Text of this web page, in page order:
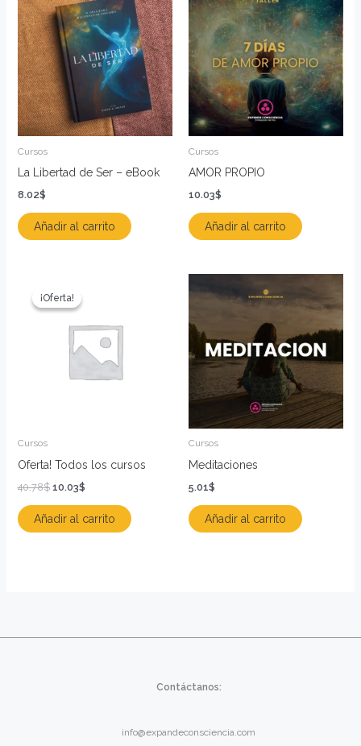
Cursos
La Libertad de Ser – eBook
8.02$
Añadir al carrito
Cursos
AMOR PROPIO
10.03$
Añadir al carrito
¡Oferta!
¡Oferta!
Cursos
Oferta! Todos los cursos
40.78$
precio
original
40.78$.
10.03$
10.03$.
Añadir al carrito
Cursos
Meditaciones
5.01$
Añadir al carrito
Contáctanos:
info@expandeconsciencia.com